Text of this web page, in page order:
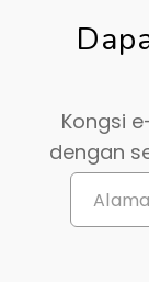
Kongsi
dengan